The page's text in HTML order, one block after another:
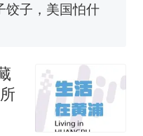
小炒肉大王”称
评出？中国烹饪
等它长大：挖了
鲨鱼徒手将其拽
直呼震惊 （视频
二名传话劝弃考